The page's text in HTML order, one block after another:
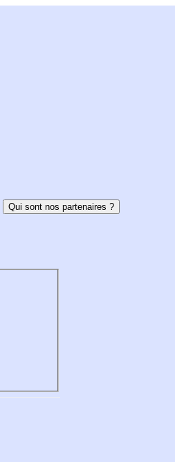
Qui sont nos partenaires ?